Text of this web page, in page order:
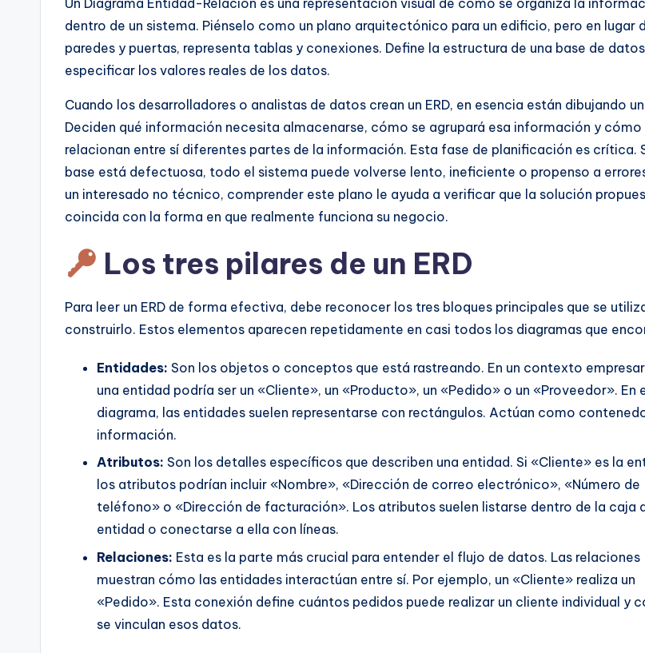
Un Diagrama Entidad-Relación es una representación visual de cómo se organiza la
dentro de un sistema. Piénselo como un plano arquitectónico para un edificio, pero en lugar
paredes y puertas, representa tablas y conexiones. Define la estructura de una base de
especificar los valores reales de los datos.
Cuando los desarrolladores o analistas de datos crean un ERD, en esencia están dibujando
Deciden qué información necesita almacenarse, cómo se agrupará esa información y cómo
relacionan entre sí diferentes partes de la información. Esta fase de planificación es crítica.
base está defectuosa, todo el sistema puede volverse lento, ineficiente o propenso a
un interesado no técnico, comprender este plano le ayuda a verificar que la solución
coincida con la forma en que realmente funciona su negocio.
Los tres pilares de un ERD
Para leer un ERD de forma efectiva, debe reconocer los tres bloques principales que se
construirlo. Estos elementos aparecen repetidamente en casi todos los diagramas que
Entidades: Son los objetos o conceptos que está rastreando. En un contexto
una entidad podría ser un «Cliente», un «Producto», un «Pedido» o un «Proveedor». En
diagrama, las entidades suelen representarse con rectángulos. Actúan como
información.
Atributos: Son los detalles específicos que describen una entidad. Si «Cliente» es la
los atributos podrían incluir «Nombre», «Dirección de correo electrónico», «Número de
teléfono» o «Dirección de facturación». Los atributos suelen listarse dentro de la caja
entidad o conectarse a ella con líneas.
Relaciones: Esta es la parte más crucial para entender el flujo de datos. Las relaciones
muestran cómo las entidades interactúan entre sí. Por ejemplo, un «Cliente» realiza un
«Pedido». Esta conexión define cuántos pedidos puede realizar un cliente individual y
se vinculan esos datos.